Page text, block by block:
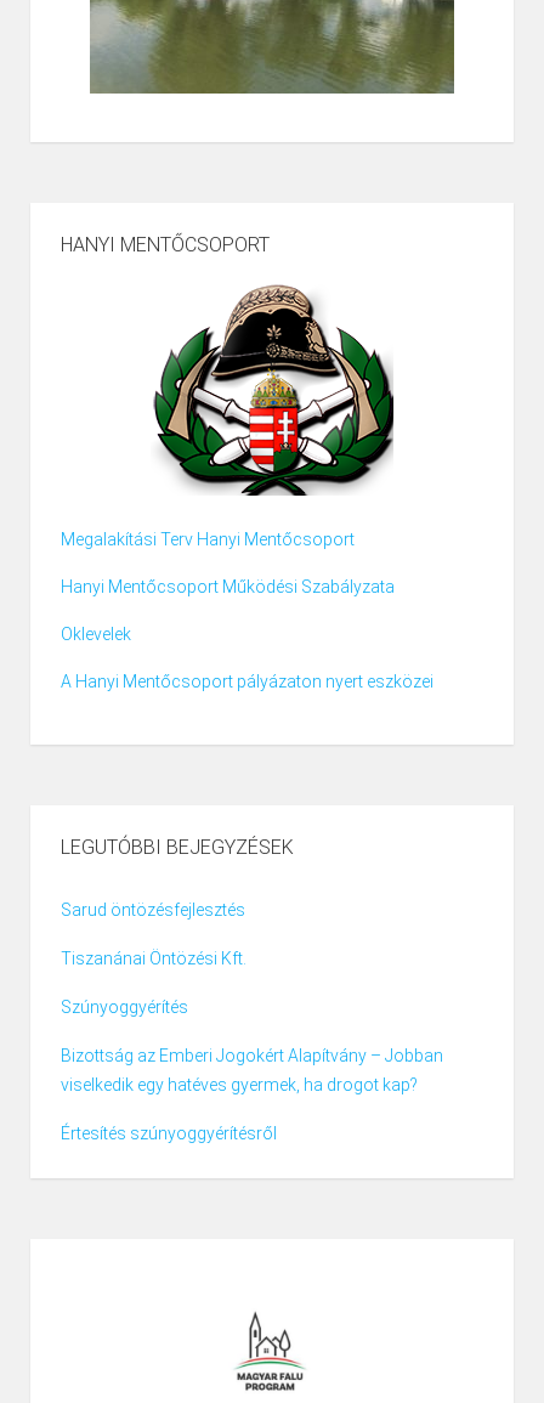
HANYI MENTŐCSOPORT
Megalakítási Terv Hanyi Mentőcsoport
Hanyi Mentőcsoport Működési Szabályzata
Oklevelek
A Hanyi Mentőcsoport pályázaton nyert eszközei
LEGUTÓBBI BEJEGYZÉSEK
Sarud öntözésfejlesztés
Tiszanánai Öntözési Kft.
Szúnyoggyérítés
Bizottság az Emberi Jogokért Alapítvány – Jobban
viselkedik egy hatéves gyermek, ha drogot kap?
Értesítés szúnyoggyérítésről